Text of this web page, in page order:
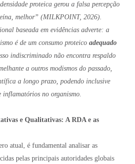
proteica gerou a falsa percepção
melhor” (MILKPOINT, 2026).
baseada em evidências adverte: a
é de um consumo proteico adequado
indiscriminado não encontra respaldo
a outros modismos do passado,
a longo prazo, podendo inclusive
inflamatórios no organismo.
e Qualitativas: A RDA e as
atual, é fundamental analisar as
pelas principais autoridades globais